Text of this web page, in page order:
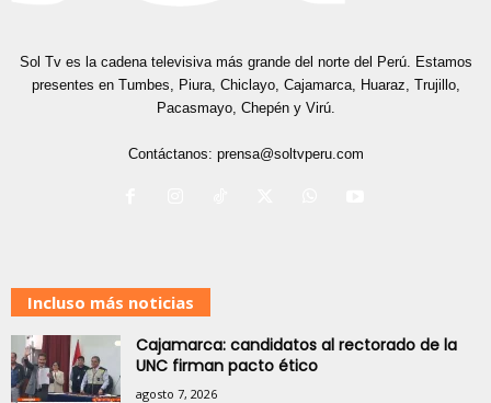
Sol Tv es la cadena televisiva más grande del norte del Perú. Estamos
presentes en Tumbes, Piura, Chiclayo, Cajamarca, Huaraz, Trujillo,
Pacasmayo, Chepén y Virú.
Contáctanos: prensa@soltvperu.com
Incluso más noticias
Cajamarca: candidatos al rectorado de la
UNC firman pacto ético
agosto 7, 2026